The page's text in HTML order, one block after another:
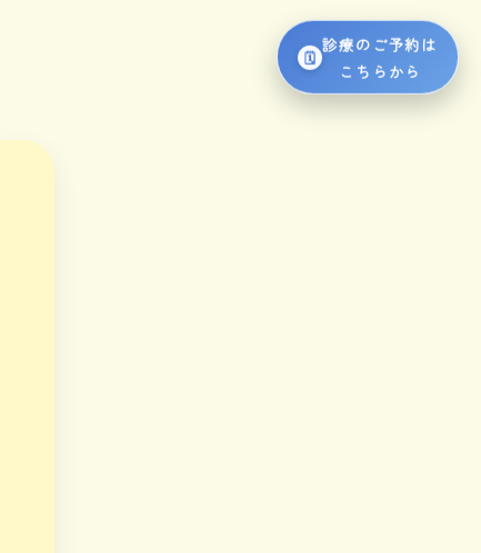
診療のご予約は
こちらから